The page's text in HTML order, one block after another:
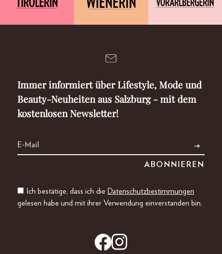
Immer informiert über Lifestyle, Mode und
Beauty-Neuheiten aus Salzburg - mit dem
kostenlosen Newsletter!
Ich bestätige, dass ich die Datenschutzbestimmungen
gelesen habe und mit ihrer Verwendung einverstanden bin.